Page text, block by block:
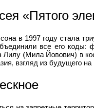
«Пятого
в 1997 году стала
все его коды:
(Мила Йовович) в
взгляд из будущего